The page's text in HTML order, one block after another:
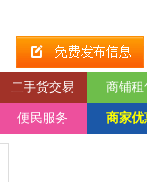
二手货交易 商铺租
便民服务 商家优